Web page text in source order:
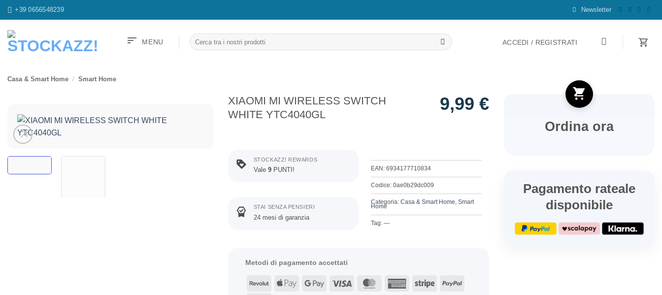
Salta
ai
contenuti
+39 0656548239 Newsletter
sort MENU
Cerca:
ACCEDI / REGISTRATI
Casa & Smart Home / Smart Home
arrow_outward
XIAOMI MI WIRELESS SWITCH
WHITE YTC4040GL
9,99 €
STOCKAZZ! REWARDS
Vale 9 PUNTI!
STAI SENZA PENSIERI
24 mesi di garanzia
EAN: 6934177710834
Codice: 0ae0b29dc009
Categoria: Casa & Smart Home Smart
Home
Tag: —
Metodi di pagamento accettati
RevolutApple
Google
Visa MasterCardAmericanStripe PayPal
Ordina ora
Pagamento rateale
disponibile